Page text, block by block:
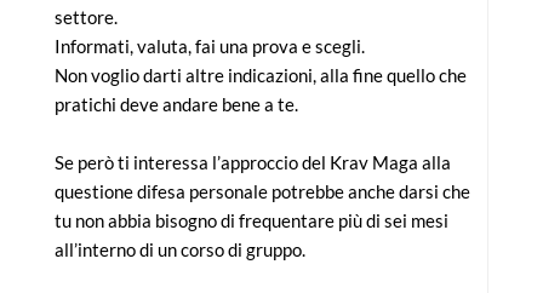
settore.
Informati, valuta, fai una prova e scegli.
Non voglio darti altre indicazioni, alla fine quello che
pratichi deve andare bene a te.
Se però ti interessa l’approccio del Krav Maga alla
questione difesa personale potrebbe anche darsi che
tu non abbia bisogno di frequentare più di sei mesi
all’interno di un corso di gruppo.